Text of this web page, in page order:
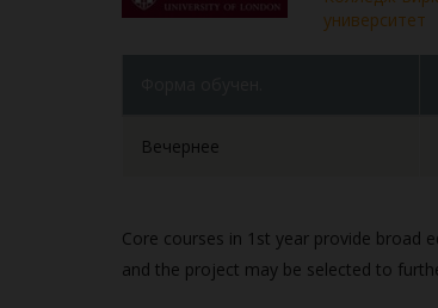
университет
Вечернее
Core courses in 1st year provide broad
and the project may be selected to